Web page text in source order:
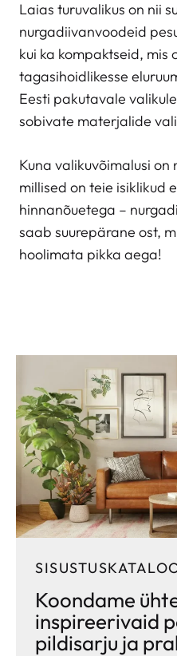
Laias turuvalikus on nii
nurgadiivanvoodeid
kui ka kompaktseid, mis
tagasihoidlikesse
Eesti pakutavale
sobivate materjalide
Kuna valikuvõimalusi
millised on teie isiklikud
hinnanõuetega –
saab suurepärane ost,
hoolimata pikka aega!
Koondame
inspireerivaid
pildisarju ja